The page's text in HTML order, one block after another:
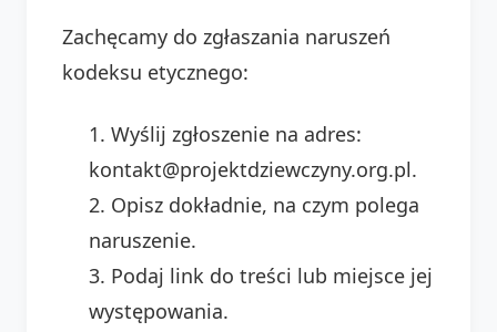
Zachęcamy do zgłaszania naruszeń
kodeksu etycznego:
Wyślij zgłoszenie na adres:
kontakt@projektdziewczyny.org.pl.
Opisz dokładnie, na czym polega
naruszenie.
Podaj link do treści lub miejsce jej
występowania.